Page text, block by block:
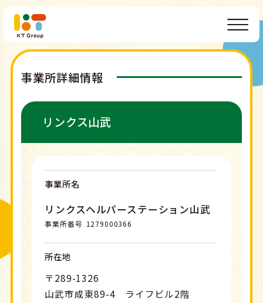
事業所詳細情報
リンクス山武
事業所名
リンクスヘルパーステーション山武
事業所番号 1279000366
所在地
〒289-1326
山武市成東89-4 ライフビル2階